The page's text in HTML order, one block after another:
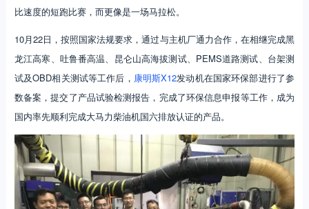
比速度的短跑比赛，而更像是一场马拉松。
10月22日，按照国家法规要求，通过与主机厂通力合作，在相继完成黑
龙江高寒、吐鲁番高温、昆仑山高海拔测试、PEMS道路测试、台架测
试及OBD相关测试等工作后， 康明斯X12发动机在国家环保部进行了参
数备案，提交了产品试验检测报告，完成了环保信息申报等工作，成为
国内率先顺利完成大马力柴油机国六排放认证的产品。